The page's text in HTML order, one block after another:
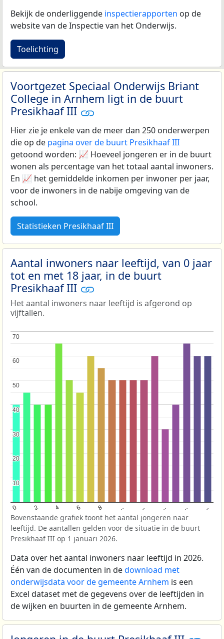
Bekijk de onderliggende inspectierapporten op de
website van de Inspectie van het Onderwijs.
Toelichting
Voortgezet Speciaal Onderwijs Briant
College in Arnhem ligt in de buurt
Presikhaaf III
Hier zie je enkele van de meer dan 250 onderwerpen
die op de pagina over de buurt Presikhaaf III
getoond worden: 📈 Hoeveel jongeren er in de buurt
wonen als percentage van het totaal aantal inwoners.
En 📈 het gemiddelde inkomen per inwoner per jaar,
voor de inwoners in de nabije omgeving van de
school.
Statistieken Presikhaaf III
Aantal inwoners naar leeftijd, van 0 jaar
tot en met 18 jaar, in de buurt
Presikhaaf III
Het aantal inwoners naar leeftijd is afgerond op
vijftallen.
0 2 4 6 8 .. .. .. .. ..
10
10
20
20
30
30
40
40
50
50
60
60
70
70
Bovenstaande grafiek toont het aantal jongeren naar
leeftijd. De aantallen gelden voor de situatie in de buurt
Presikhaaf III op 1 januari 2026.
Data over het aantal inwoners naar leeftijd in 2026.
Één van de documenten in dedownload met
onderwijsdata voor de gemeente Arnhem is een
Excel dataset met de gegevens over de leeftijden in
de wijken en buurten in de gemeente Arnhem.